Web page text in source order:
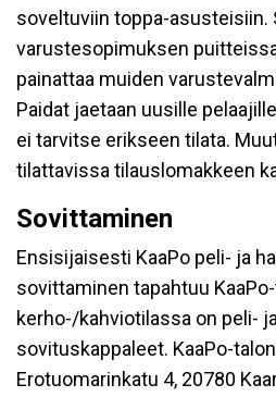
soveltuviin toppa-asusteisiin.
varustesopimuksen
painattaa muiden
Paidat jaetaan uusille
ei tarvitse erikseen tilata.
tilattavissa tilauslomakkeen
Sovittaminen
Ensisijaisesti KaaPo peli- ja
sovittaminen tapahtuu
kerho-/kahviotilassa on peli-
sovituskappaleet. KaaPo-
Erotuomarinkatu 4, 20780